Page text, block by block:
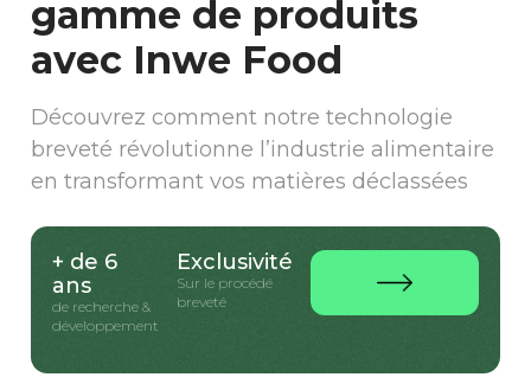
gamme de produits
avec Inwe Food
Découvrez comment notre technologie
breveté révolutionne l’industrie alimentaire
en transformant vos matières déclassées
+ de 6
ans
de recherche &
développement
Exclusivité
Sur le procédé
breveté